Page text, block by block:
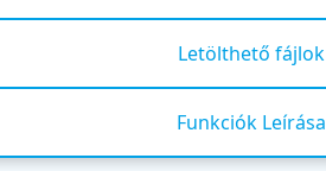
Letölthető fájlok
Funkciók Leírása